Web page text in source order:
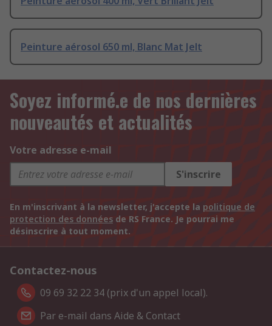
Peinture aérosol 650 ml, Blanc Mat Jelt
Soyez informé.e de nos dernières
nouveautés et actualités
Votre adresse e-mail
S'inscrire
En m'inscrivant à la newsletter, j'accepte la politique de
protection des données de RS France. Je pourrai me
désinscrire à tout moment.
Contactez-nous
09 69 32 22 34 (prix d'un appel local).
Par e-mail dans Aide & Contact